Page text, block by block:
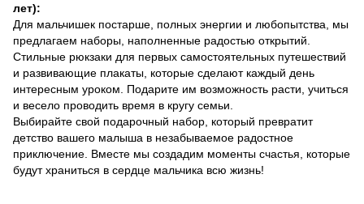
лет):
Для мальчишек постарше, полных энергии и любопытства, мы
предлагаем наборы, наполненные радостью открытий.
Стильные рюкзаки для первых самостоятельных путешествий
и развивающие плакаты, которые сделают каждый день
интересным уроком. Подарите им возможность расти, учиться
и весело проводить время в кругу семьи.
Выбирайте свой подарочный набор, который превратит
детство вашего малыша в незабываемое радостное
приключение. Вместе мы создадим моменты счастья, которые
будут храниться в сердце мальчика всю жизнь!